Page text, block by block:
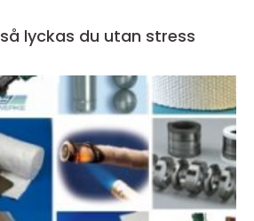
Flyttstäd i luleå så lyckas du utan stress